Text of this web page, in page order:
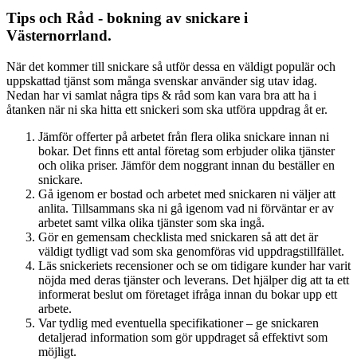
Tips och Råd - bokning av snickare​ i
Västernorrland.
När det kommer till snickare så utför dessa en väldigt populär och
uppskattad tjänst som många svenskar använder sig utav idag.
Nedan har vi samlat några tips & råd som kan vara bra att ha i
åtanken när ni ska hitta ett snickeri som ska utföra uppdrag åt er.
Jämför offerter på arbetet från flera olika snickare innan ni
bokar. Det finns ett antal företag som erbjuder olika tjänster
och olika priser. Jämför dem noggrant innan du beställer en
snickare.
Gå igenom er bostad och arbetet med snickaren ni väljer att
anlita. Tillsammans ska ni gå igenom vad ni förväntar er av
arbetet samt vilka olika tjänster som ska ingå.
Gör en gemensam checklista med snickaren så att det är
väldigt tydligt vad som ska genomföras vid uppdragstillfället.
Läs snickeriets recensioner och se om tidigare kunder har varit
nöjda med deras tjänster och leverans. Det hjälper dig att ta ett
informerat beslut om företaget ifråga innan du bokar upp ett
arbete.
Var tydlig med eventuella specifikationer – ge snickaren
detaljerad information som gör uppdraget så effektivt som
möjligt.